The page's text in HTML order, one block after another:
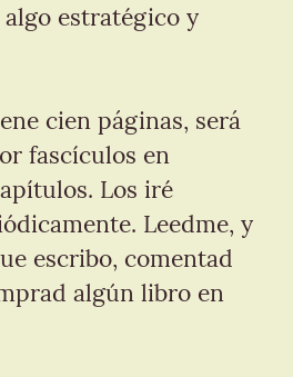
estratégico y
cien páginas, será
fascículos en
Los iré
Leedme, y
escribo, comentad
algún libro en